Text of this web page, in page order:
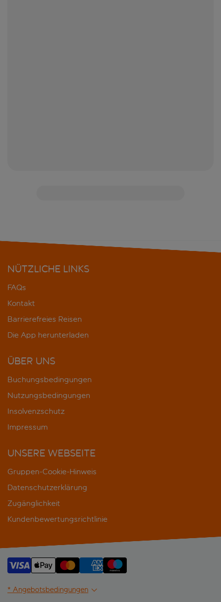
NÜTZLICHE LINKS
FAQs
Kontakt
Barrierefreies Reisen
Die App herunterladen
ÜBER UNS
Buchungsbedingungen
Nutzungsbedingungen
Insolvenzschutz
Impressum
UNSERE WEBSEITE
Gruppen-Cookie-Hinweis
Datenschutzerklärung
Zugänglichkeit
Kundenbewertungsrichtlinie
* Angebotsbedingungen